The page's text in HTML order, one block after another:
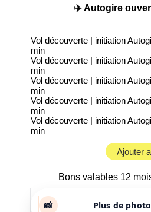
✈️ Autogire ouvert
Vol découverte | initiation
min
Vol découverte | initiation
min
Vol découverte | initiation
min
Vol découverte | initiation
min
Vol découverte | initiation
min
Ajouter
Bons valables 12
📸 Plus de